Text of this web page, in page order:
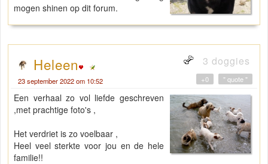
mogen shinen op dit forum.
Heleen 3 doggies
23 september 2022 om 10:52 " quote "
+0
Een verhaal zo vol liefde geschreven
,met prachtige foto's ,
Het verdriet is zo voelbaar ,
Heel veel sterkte voor jou en de hele
familie!!